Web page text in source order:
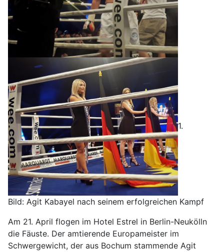
1.
Bild: Agit Kabayel nach seinem erfolgreichen Kampf
Am 21. April flogen im Hotel Estrel in Berlin-Neukölln
die Fäuste. Der amtierende Europameister im
Schwergewicht, der aus Bochum stammende Agit